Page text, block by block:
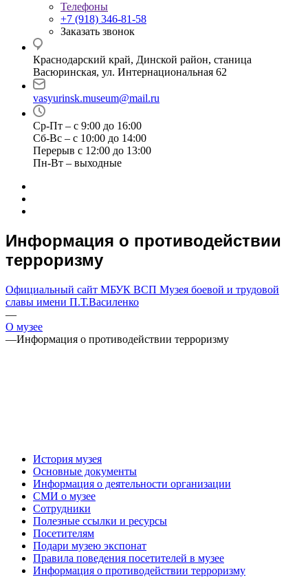
Телефоны
+7 (918) 346-81-58
Заказать звонок
Краснодарский край, Динской район, станица
Васюринская, ул. Интернациональная 62
vasyurinsk.museum@mail.ru
Ср-Пт – с 9:00 до 16:00
Сб-Вс – с 10:00 до 14:00
Перерыв с 12:00 до 13:00
Пн-Вт – выходные
Информация о противодействии
терроризму
Официальный сайт МБУК ВСП Музея боевой и трудовой
славы имени П.Т.Василенко
—
О музее
—Информация о противодействии терроризму
История музея
Основные документы
Информация о деятельности организации
СМИ о музее
Сотрудники
Полезные ссылки и ресурсы
Посетителям
Подари музею экспонат
Правила поведения посетителей в музее
Информация о противодействии терроризму